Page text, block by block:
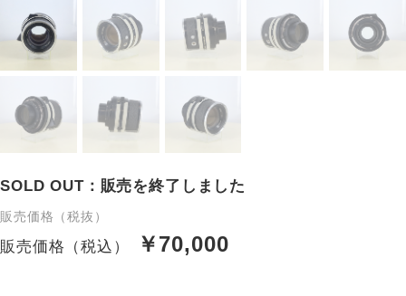
SOLD OUT：販売を終了しました
販売価格（税抜）
販売価格（税込） ￥70,000